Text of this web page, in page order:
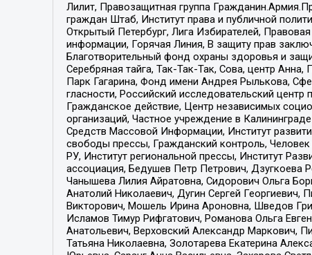
Лилит, Правозащитная группа
граждан Штаб, Институт права и публичной
Открытый Петербург, Лига Избирателей,
информации, Горячая Линия, В защиту прав
Благотворительный фонд охраны здоровья и
Серебряная тайга, Так-Так-Так, Сова, центр
Парк Гагарина, Фонд имени Андрея Рылькова,
гласности, Российский исследовательский
Гражданское действие, Центр независимых
организаций, Частное учреждение в
Средств Массовой Информации, Институт
свободы прессы, Гражданский контроль,
РУ, Институт региональной прессы, Институт
ассоциация, Бедушев Петр Петрович, Дзугкоева
Чанышева Лилия Айратовна, Сидорович Ольга
Анатолий Николаевич, Дугин Сергей Георгиевич,
Викторович, Мошель Ирина Ароновна, Шведов
Исламов Тимур Рифгатович, Романова Ольга
Анатольевич, Верховский Александр Маркович,
Татьяна Николаевна, Золотарева Екатерина